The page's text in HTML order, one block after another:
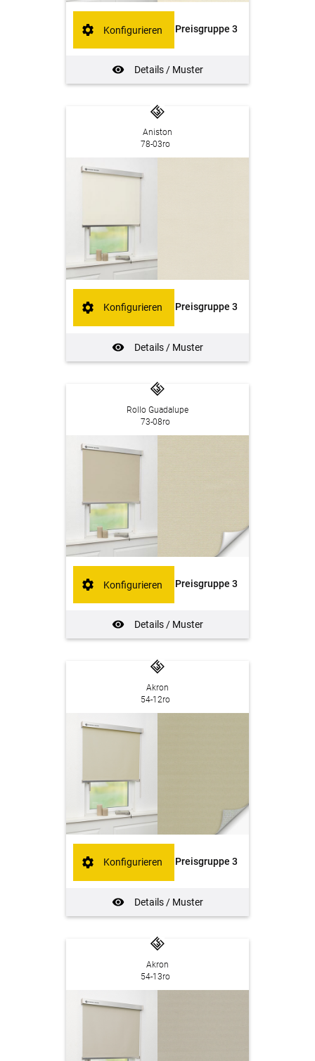
Preisgruppe 3
Details / Muster
Konfigurieren
Aniston
78-03ro
Preisgruppe 3
Details / Muster
Konfigurieren
Rollo Guadalupe
73-08ro
Preisgruppe 3
Details / Muster
Konfigurieren
Akron
54-12ro
Preisgruppe 3
Details / Muster
Konfigurieren
Akron
54-13ro